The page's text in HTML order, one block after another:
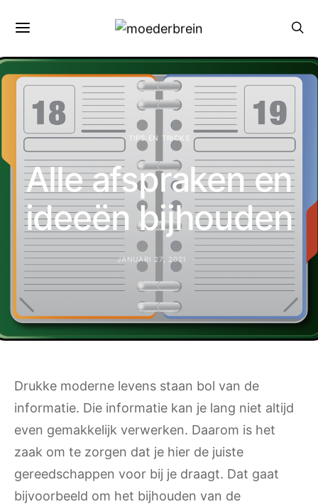
TIPS EN TRICKS
Alle afspraken en
ideeën bijhouden
JANUARI 27, 2021
Drukke moderne levens staan bol van de
informatie. Die informatie kan je lang niet altijd
even gemakkelijk verwerken. Daarom is het
zaak om te zorgen dat je hier de juiste
gereedschappen voor bij je draagt. Dat gaat
bijvoorbeeld om het bijhouden van de